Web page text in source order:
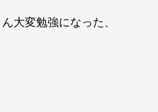
大変勉強になった、